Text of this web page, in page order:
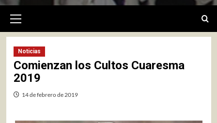
primario
Noticias
Comienzan los Cultos Cuaresma
2019
14 de febrero de 2019